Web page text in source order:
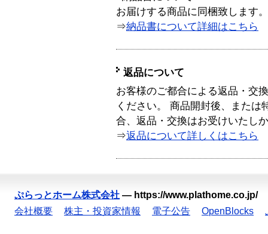
お届けする商品に同梱致します。
⇒納品書について詳細はこちら
返品について
お客様のご都合による返品・交
ください。 商品開封後、または
合、返品・交換はお受けいたし
⇒返品について詳しくはこちら
ぷらっとホーム株式会社 — https://www.plathome.co.jp/
会社概要
株主・投資家情報 電子公告 OpenBlocks